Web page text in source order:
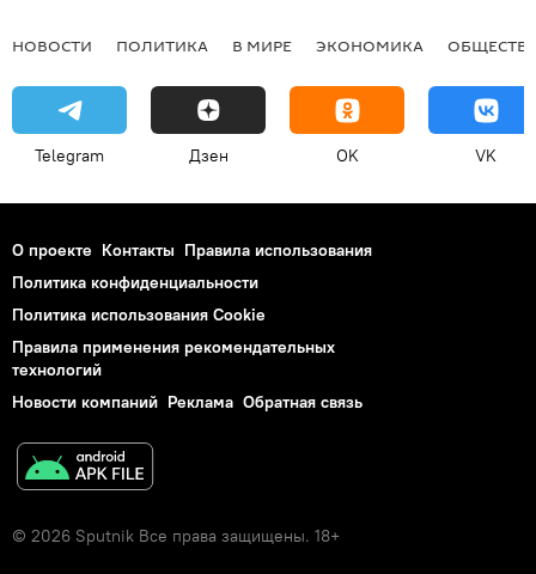
НОВОСТИ ПОЛИТИКА В МИРЕ ЭКОНОМИКА
Telegram Дзен OK VK
О проекте Контакты Правила использования
Политика конфиденциальности
Политика использования Cookie
Правила применения рекомендательных
технологий
Новости компаний Реклама Обратная связь
© 2026 Sputnik Все права защищены. 18+